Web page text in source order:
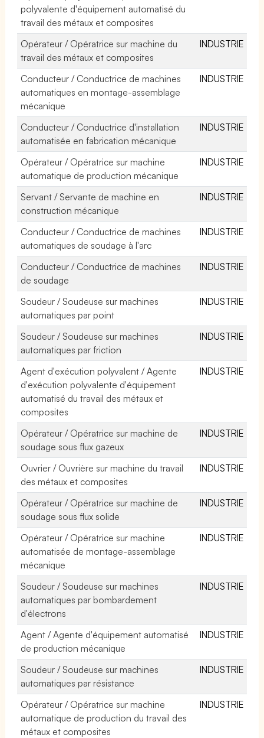
polyvalente d'équipement automatisé du
travail des métaux et composites
Opérateur / Opératrice sur machine du
travail des métaux et composites
INDUSTRIE
Conducteur / Conductrice de machines
automatiques en montage-assemblage
mécanique
INDUSTRIE
Conducteur / Conductrice d'installation
automatisée en fabrication mécanique
INDUSTRIE
Opérateur / Opératrice sur machine
automatique de production mécanique
INDUSTRIE
Servant / Servante de machine en
construction mécanique
INDUSTRIE
Conducteur / Conductrice de machines
automatiques de soudage à l'arc
INDUSTRIE
Conducteur / Conductrice de machines
de soudage
INDUSTRIE
Soudeur / Soudeuse sur machines
automatiques par point
INDUSTRIE
Soudeur / Soudeuse sur machines
automatiques par friction
INDUSTRIE
Agent d'exécution polyvalent / Agente
d'exécution polyvalente d'équipement
automatisé du travail des métaux et
composites
INDUSTRIE
Opérateur / Opératrice sur machine de
soudage sous flux gazeux
INDUSTRIE
Ouvrier / Ouvrière sur machine du travail
des métaux et composites
INDUSTRIE
Opérateur / Opératrice sur machine de
soudage sous flux solide
INDUSTRIE
Opérateur / Opératrice sur machine
automatisée de montage-assemblage
mécanique
INDUSTRIE
Soudeur / Soudeuse sur machines
automatiques par bombardement
d'électrons
INDUSTRIE
Agent / Agente d'équipement automatisé
de production mécanique
INDUSTRIE
Soudeur / Soudeuse sur machines
automatiques par résistance
INDUSTRIE
Opérateur / Opératrice sur machine
automatique de production du travail des
métaux et composites
INDUSTRIE